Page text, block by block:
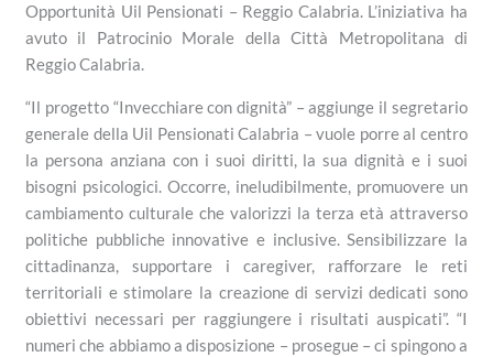
Opportunità Uil Pensionati – Reggio Calabria. L’iniziativa ha
avuto il Patrocinio Morale della Città Metropolitana di
Reggio Calabria.
“Il progetto “Invecchiare con dignità” – aggiunge il segretario
generale della Uil Pensionati Calabria – vuole porre al centro
la persona anziana con i suoi diritti, la sua dignità e i suoi
bisogni psicologici. Occorre, ineludibilmente, promuovere un
cambiamento culturale che valorizzi la terza età attraverso
politiche pubbliche innovative e inclusive. Sensibilizzare la
cittadinanza, supportare i caregiver, rafforzare le reti
territoriali e stimolare la creazione di servizi dedicati sono
obiettivi necessari per raggiungere i risultati auspicati”. “I
numeri che abbiamo a disposizione – prosegue – ci spingono a